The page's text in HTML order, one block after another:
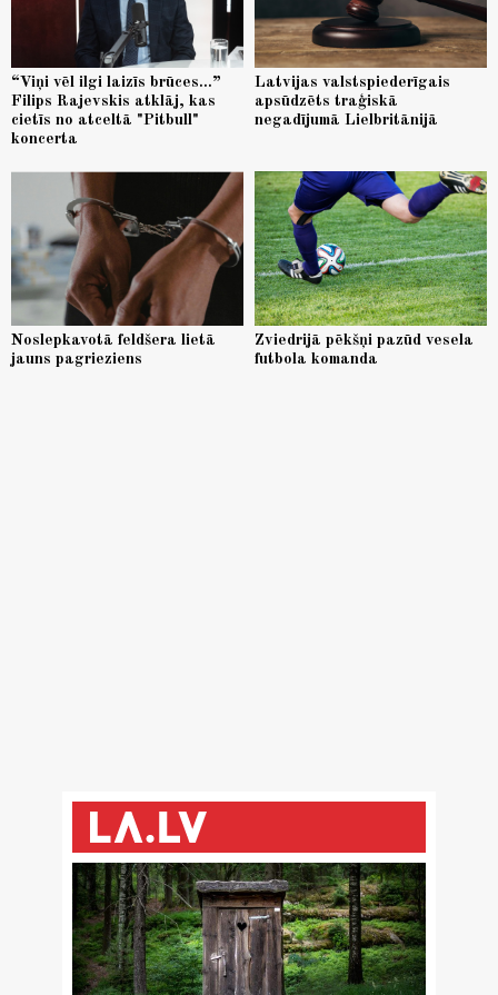
“Viņi vēl ilgi laizīs brūces...”
Filips Rajevskis atklāj, kas
cietīs no atceltā "Pitbull"
koncerta
Latvijas valstspiederīgais
apsūdzēts traģiskā
negadījumā Lielbritānijā
Noslepkavotā feldšera lietā
jauns pagrieziens
Zviedrijā pēkšņi pazūd vesela
futbola komanda